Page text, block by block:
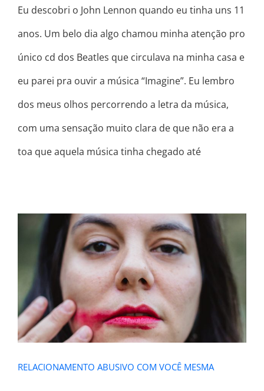
Eu descobri o John Lennon quando eu tinha uns 11
anos. Um belo dia algo chamou minha atenção pro
único cd dos Beatles que circulava na minha casa e
eu parei pra ouvir a música “Imagine”. Eu lembro
dos meus olhos percorrendo a letra da música,
com uma sensação muito clara de que não era a
toa que aquela música tinha chegado até
RELACIONAMENTO ABUSIVO COM
VOCÊ MESMA
RELACIONAMENTO ABUSIVO COM VOCÊ MESMA